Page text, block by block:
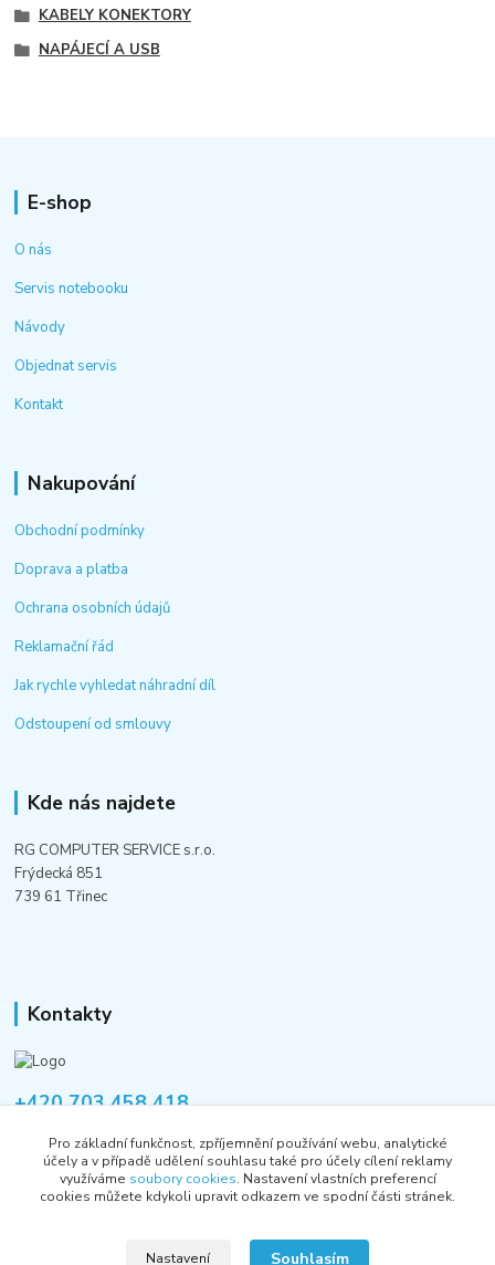
KABELY KONEKTORY
NAPÁJECÍ A USB
E-shop
O nás
Servis notebooku
Návody
Objednat servis
Kontakt
Nakupování
Obchodní podmínky
Doprava a platba
Ochrana osobních údajů
Reklamační řád
Jak rychle vyhledat náhradní díl
Odstoupení od smlouvy
Kde nás najdete
RG COMPUTER SERVICE s.r.o.
Frýdecká 851
739 61 Třinec
Kontakty
+420 703 458 418
informace@rgshop.cz
Pro základní funkčnost, zpříjemnění používání webu, analytické
účely a v případě udělení souhlasu také pro účely cílení reklamy
využíváme soubory cookies. Nastavení vlastních preferencí
cookies můžete kdykoli upravit odkazem ve spodní části stránek.
Nastavení Souhlasím